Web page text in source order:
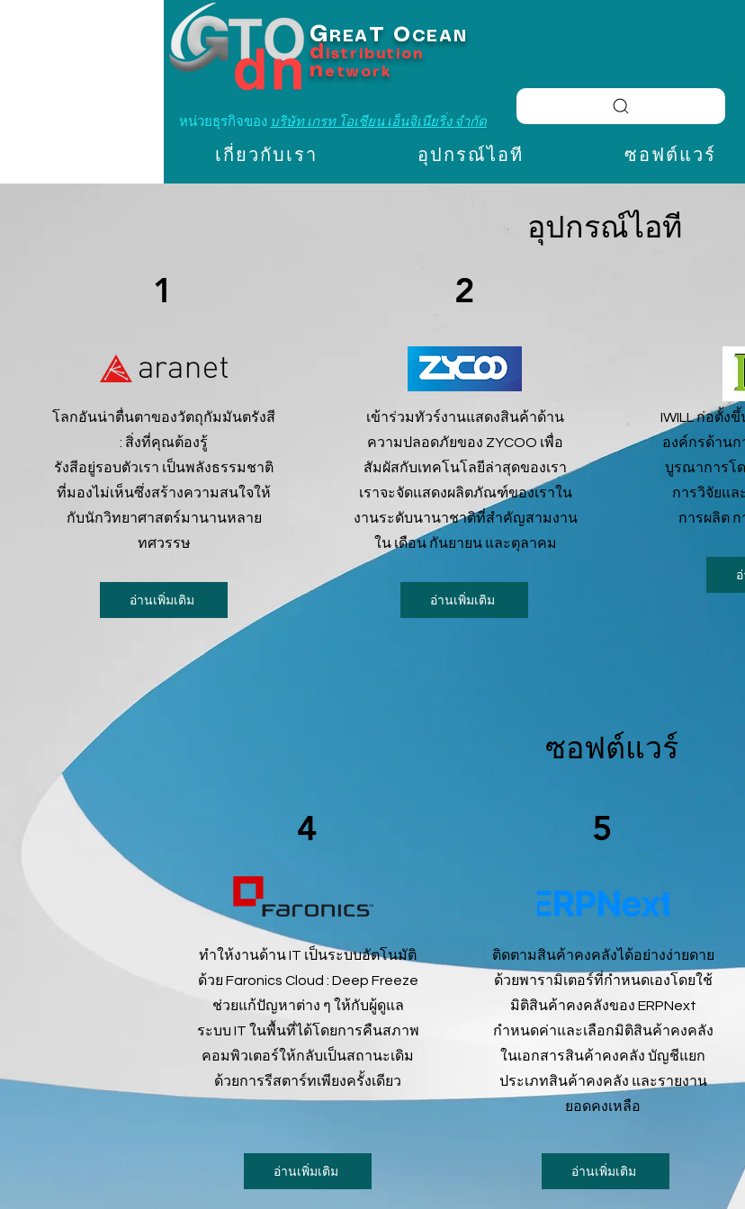
G REA T O CEAN
d istribution
n etwork
หน่วยธุรกิจของ บริษัท เกรท โอเชียน เอ็นจิเนียริ่ง จำกัด
เกี่ยวกับเรา อุปกรณ์ไอที ซอฟต์แวร์
อุปกรณ์ไอที
1
โลกอันน่าตื่นตาของวัตถุกัมมันตรังสี
: สิ่งที่คุณต้องรู้
รังสีอยู่รอบตัวเรา เป็นพลังธรรมชาติ
ที่มองไม่เห็นซึ่งสร้างความสนใจให้
กับนักวิทยาศาสตร์มานานหลาย
ทศวรรษ
อ่านเพิ่มเติม
2
เข้าร่วมทัวร์งานแสดงสินค้าด้าน
ความปลอดภัยของ ZYCOO เพื่อ
สัมผัสกับเทคโนโลยีล่าสุดของเรา
เราจะจัดแสดงผลิตภัณฑ์ของเราใน
งานระดับนานาชาติที่สำคัญสามงาน
ใน เดือน กันยายน และตุลาคม
อ่านเพิ่มเติม
IWILL ก่อตั้ง
องค์กรด้านก
บูรณาการโ
การวิจัยแ
การผลิต
ซอฟต์แวร์
4
ทำให้งานด้าน IT เป็นระบบอัตโนมัติ
ด้วย Faronics Cloud : Deep Freeze
ช่วยแก้ปัญหาต่าง ๆ ให้กับผู้ดูแล
ระบบ IT ในพื้นที่ได้โดยการคืนสภาพ
คอมพิวเตอร์ให้กลับเป็นสถานะเดิม
ด้วยการรีสตาร์ทเพียงครั้งเดียว
อ่านเพิ่มเติม
5
ติดตามสินค้าคงคลังได้อย่างง่ายดาย
ด้วยพารามิเตอร์ที่กำหนดเองโดยใช้
มิติสินค้าคงคลังของ ERPNext
กำหนดค่าและเลือกมิติสินค้าคงคลัง
ในเอกสารสินค้าคงคลัง บัญชีแยก
ประเภทสินค้าคงคลัง และรายงาน
ยอดคงเหลือ
อ่านเพิ่มเติม